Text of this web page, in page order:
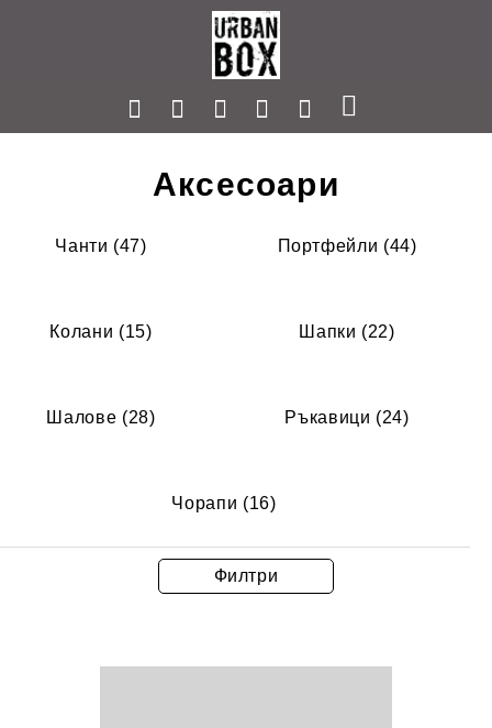
Аксесоари
Чанти (47) Портфейли (44)
Колани (15) Шапки (22)
Шалове (28) Ръкавици (24)
Чорапи (16)
Филтри